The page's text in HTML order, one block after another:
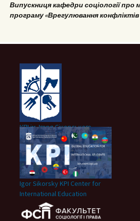
Випускниця кафедри соціології про
програму «Врегулювання конфліктів
КПІ ім. Ігоря Сікорського
Igor Sikorsky KPI Center for
International Education